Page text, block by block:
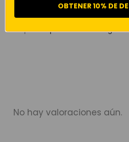
Categorías:
Etiqueta:Apertura con código
No hay valoraciones aún.
OBTENER 10% DE